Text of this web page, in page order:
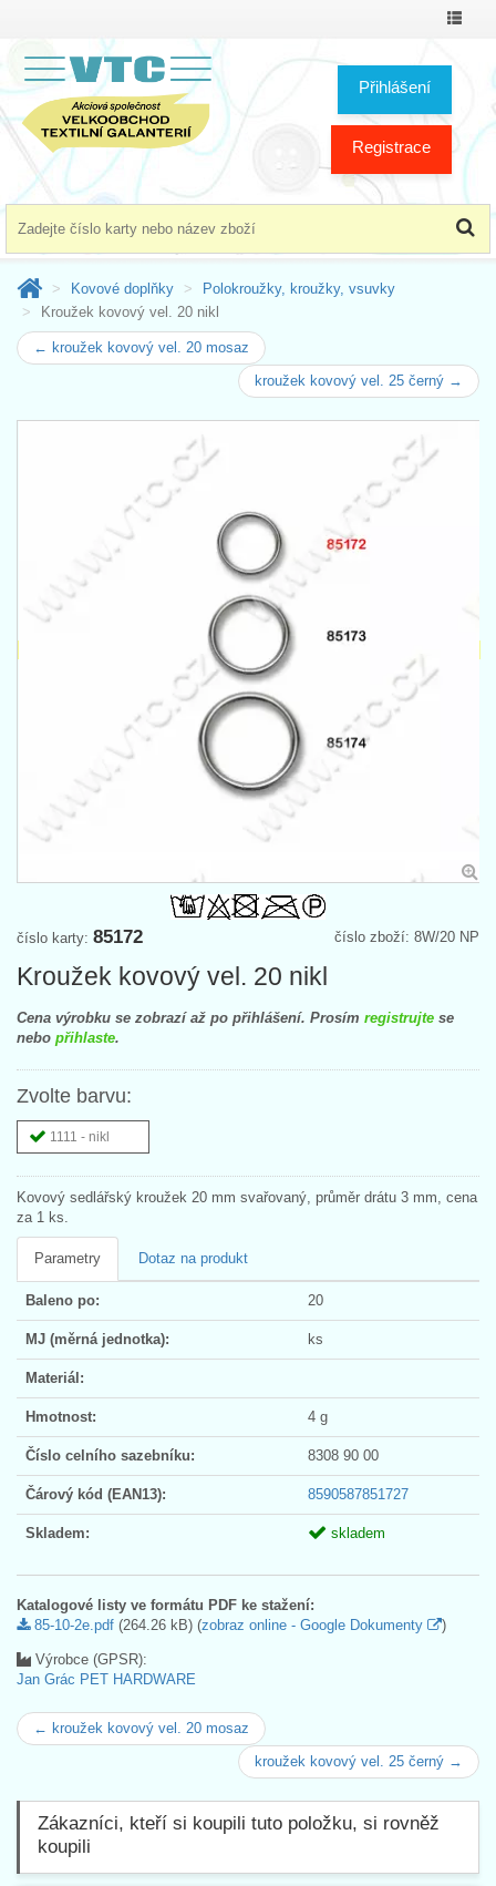
Přihlášení
Registrace
Kovové doplňky
Polokroužky, kroužky, vsuvky
Kroužek kovový vel. 20 nikl
← kroužek kovový vel. 20 mosaz
kroužek kovový vel. 25 černý →
číslo zboží: 8W/20 NP
číslo karty: 85172
Kroužek kovový vel. 20 nikl
Cena výrobku se zobrazí až po přihlášení. Prosím registrujte se
nebo přihlaste.
Zvolte barvu:
1111 - nikl
Kovový sedlářský kroužek 20 mm svařovaný, průměr drátu 3 mm, cena
za 1 ks.
Parametry Dotaz na produkt
Baleno po: 20
MJ (měrná jednotka): ks
Materiál:
Hmotnost: 4 g
Číslo celního sazebníku: 8308 90 00
Čárový kód (EAN13): 8590587851727
Skladem: skladem
Katalogové listy ve formátu PDF ke stažení:
85-10-2e.pdf (264.26 kB) (zobraz online - Google Dokumenty )
Výrobce (GPSR):
Jan Grác PET HARDWARE
← kroužek kovový vel. 20 mosaz
kroužek kovový vel. 25 černý →
Zákazníci, kteří si koupili tuto položku, si rovněž
koupili